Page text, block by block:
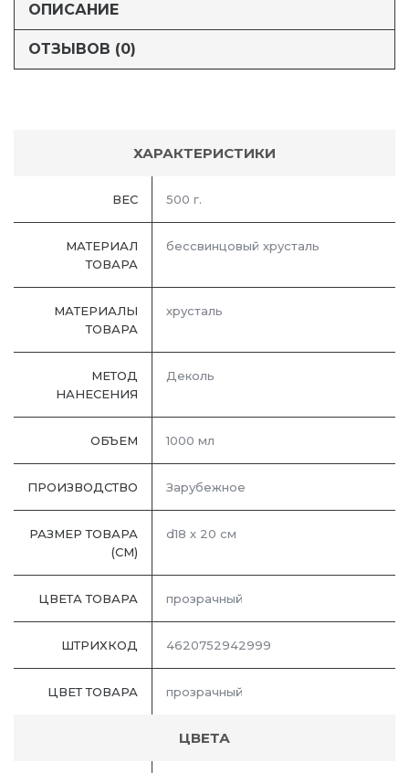
ОПИСАНИЕ
ОТЗЫВОВ (0)
ХАРАКТЕРИСТИКИ
ВЕС 500 г.
МАТЕРИАЛ
ТОВАРА
бессвинцовый хрусталь
МАТЕРИАЛЫ
ТОВАРА
хрусталь
МЕТОД
НАНЕСЕНИЯ
Деколь
ОБЪЕМ 1000 мл
ПРОИЗВОДСТВО Зарубежное
РАЗМЕР ТОВАРА
(СМ)
d18 х 20 см
ЦВЕТА ТОВАРА прозрачный
ШТРИХКОД 4620752942999
ЦВЕТ ТОВАРА прозрачный
ЦВЕТА